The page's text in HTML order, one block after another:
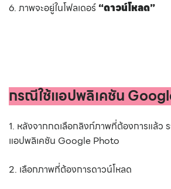
6. ภาพจะอยู่ในโฟลเดอร์“ดาวน์โหลด”
กรณีใช้แอปพลิเคชัน
1. หลังจากกดเลือกลิงก์ภาพที่ต้องการแล้ว ร
แอปพลิเคชัน Google Photo
2. เลือกภาพที่ต้องการดาวน์โหลด